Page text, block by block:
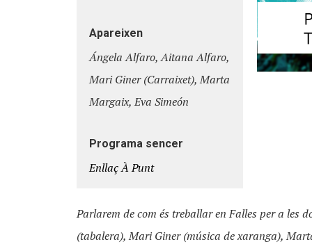
Apareixen
Ángela Alfaro, Aitana Alfaro,
Mari Giner (Carraixet), Marta
Margaix, Eva Simeón
Programa sencer
Enllaç À Punt
Parlarem de com és treballar en Falles per a les
(tabalera), Mari Giner (música de xaranga),